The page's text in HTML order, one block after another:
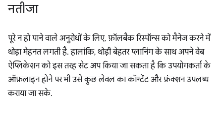
नतीजा
पूरे न हो पाने वाले अनुरोधों के लिए, फ़ॉलबैक रिस्पॉन्स को मैनेज करने में
थोड़ा मेहनत लगती है. हालांकि, थोड़ी बेहतर प्लानिंग के साथ अपने वेब
ऐप्लिकेशन को इस तरह सेट अप किया जा सकता है कि उपयोगकर्ता के
ऑफ़लाइन होने पर भी उसे कुछ लेवल का कॉन्टेंट और फ़ंक्शन उपलब्ध
कराया जा सके.